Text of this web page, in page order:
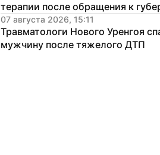
терапии после обращения к
07 августа 2026, 15:11
Травматологи Нового Уренгоя
мужчину после тяжелого ДТП